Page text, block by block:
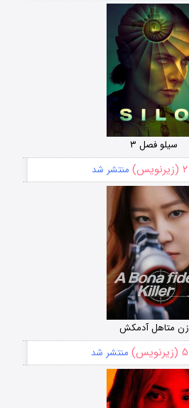
سیلو فصل ۳
۲ (زیرنویس) منتشر شد
زن متاهل آدمکش
۵ (زیرنویس) منتشر شد